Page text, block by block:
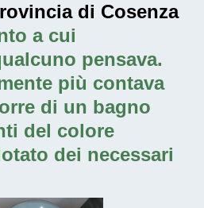
di Cosenza
a cui
pensava.
più contava
di un bagno
del colore
dei necessari